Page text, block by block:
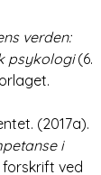
verden:
psykologi (6.
(2017a).
i
ved